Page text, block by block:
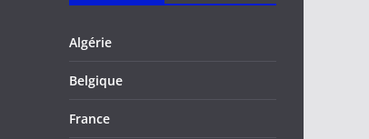
Algérie
Belgique
France